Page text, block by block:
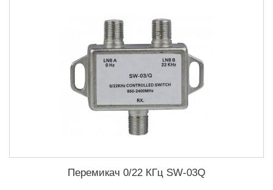
Перемикач 0/22 КГц SW-03Q